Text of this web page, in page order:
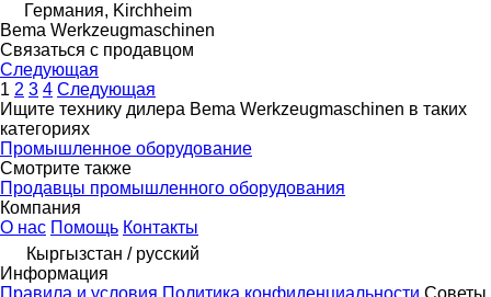
Германия, Kirchheim
Bema Werkzeugmaschinen
Связаться с продавцом
Следующая
1 2 3 4 Следующая
Ищите технику дилера Bema Werkzeugmaschinen в таких
категориях
Промышленное оборудование
Смотрите также
Продавцы промышленного оборудования
Компания
О нас Помощь Контакты
Кыргызстан / русский
Информация